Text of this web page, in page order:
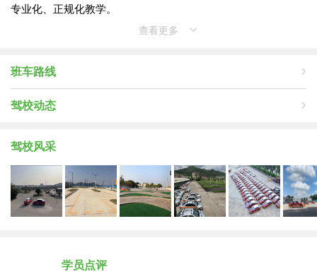
专业化、正规化教学。
本公司为满足各界学员需要，特购置一批全新的丰田威驰教练
公司规章制度：严格规定教职人员与学员之间不得有任何经济
学员任何钱、财、物、礼品（不论学员是否自愿）或向学员借
查看更多
班车路线
驾校动态
驾校风采
学员点评